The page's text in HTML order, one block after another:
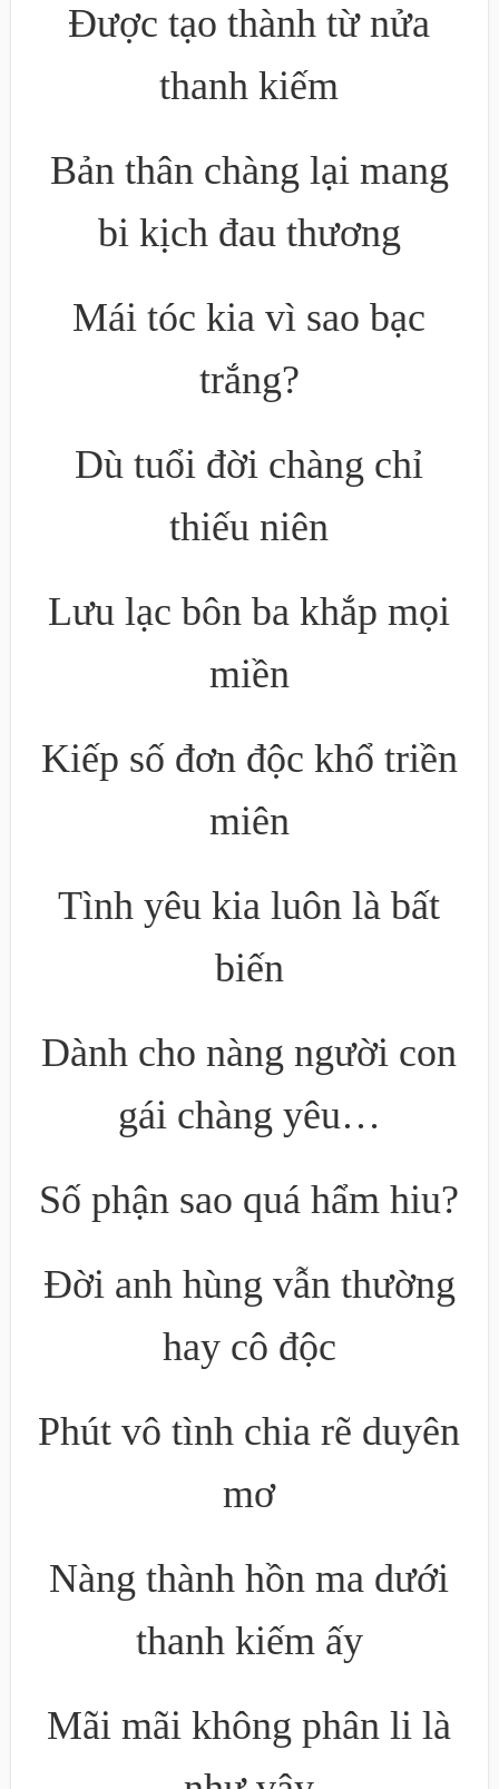
Được tạo thành từ nửa
thanh kiếm
Bản thân chàng lại mang
bi kịch đau thương
Mái tóc kia vì sao bạc
trắng?
Dù tuổi đời chàng chỉ
thiếu niên
Lưu lạc bôn ba khắp mọi
miền
Kiếp số đơn độc khổ triền
miên
Tình yêu kia luôn là bất
biến
Dành cho nàng người con
gái chàng yêu…
Số phận sao quá hẩm hiu?
Đời anh hùng vẫn thường
hay cô độc
Phút vô tình chia rẽ duyên
mơ
Nàng thành hồn ma dưới
thanh kiếm ấy
Mãi mãi không phân li là